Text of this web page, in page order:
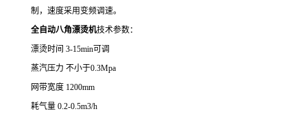
制，速度采用变频调速。
全自动八角漂烫机技术参数：
漂烫时间 3-15min可调
蒸汽压力 不小于0.3Mpa
网带宽度 1200mm
耗气量 0.2-0.5m3/h